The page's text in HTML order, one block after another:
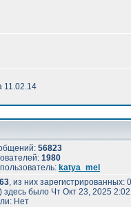
11.02.14
56823
1980
katya_mel
63, из них
) здесь было Чт Окт 23, 2025
Нет